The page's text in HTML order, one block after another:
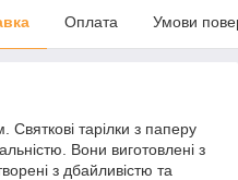
Оплата Умови
Святкові тарілки з паперу
Вони виготовлені з
з дбайливістю та